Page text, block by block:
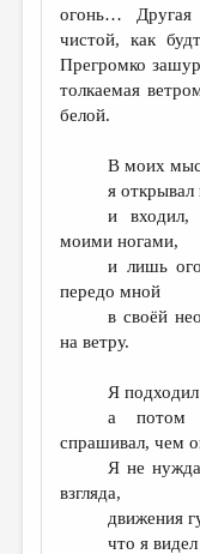
огонь…
чистой, как
Прегромко
толкаемая
белой.
В моих
я
и входил,
моими ногами,
и лишь
передо мной
в своёй
на ветру.
Я
а потом
спрашивал, чем
Я не
взгляда,
движения
что я